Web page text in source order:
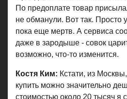
По предоплате товар
не обманули. Вот так. Просто
пока еще мертв. А сервиса
даже в зародыше - совок
возможно, что-то изменится.
Костя Ким: Кстати, из
купить можно значительно
стоимостью около 20 тысяч я